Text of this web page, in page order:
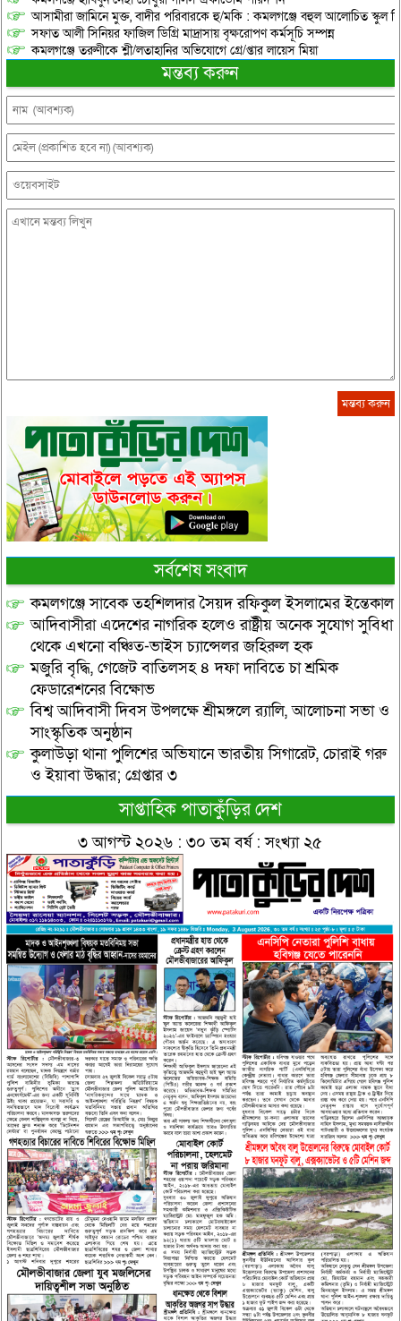
আসামীরা জামিনে মুক্ত, বাদীর পরিবারকে হু/মকি : কমলগঞ্জে বহুল আলোচিত স্কুল
সফাত আলী সিনিয়র ফাজিল ডিগ্রি মাদ্রাসায় বৃক্ষরোপণ কর্মসূচি সম্পন্ন
কমলগঞ্জে তরুণীকে শ্লী/লতাহানির অভিযোগে গ্রে/প্তার লায়েস মিয়া
মন্তব্য করুন
সর্বশেষ সংবাদ
কমলগঞ্জে সাবেক তহশিলদার সৈয়দ রফিকুল ইসলামের ইন্তেকাল
আদিবাসীরা এদেশের নাগরিক হলেও রাষ্ট্রীয় অনেক সুযোগ সুবিধা
থেকে এখনো বঞ্চিত-ভাইস চ্যান্সেলর জহিরুল হক
মজুরি বৃদ্ধি, গেজেট বাতিলসহ ৪ দফা দাবিতে চা শ্রমিক
ফেডারেশনের বিক্ষোভ
বিশ্ব আদিবাসী দিবস উপলক্ষে শ্রীমঙ্গলে র‌্যালি, আলোচনা সভা ও
সাংস্কৃতিক অনুষ্ঠান
কুলাউড়া থানা পুলিশের অভিযানে ভারতীয় সিগারেট, চোরাই গরু
ও ইয়াবা উদ্ধার; গ্রেপ্তার ৩
সাপ্তাহিক পাতাকুঁড়ির দেশ
৩ আগস্ট ২০২৬ : ৩০ তম বর্ষ : সংখ্যা ২৫